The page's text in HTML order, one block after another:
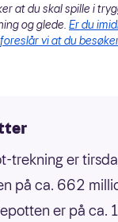
at du skal spille i
og glede. Er du
vi at du
trekning er
på ca. 662
er på ca.